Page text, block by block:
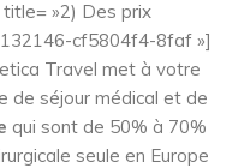
»2) Des prix
cf5804f4-8faf »]
Travel met à votre
de séjour médical et de
qui sont de 50% à 70%
seule en Europe